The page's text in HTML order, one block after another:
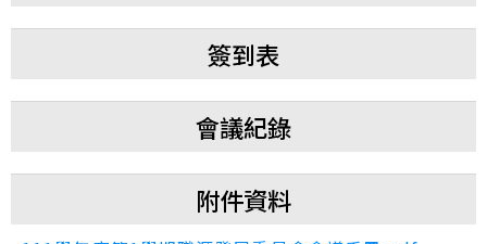
簽到表
會議紀錄
附件資料